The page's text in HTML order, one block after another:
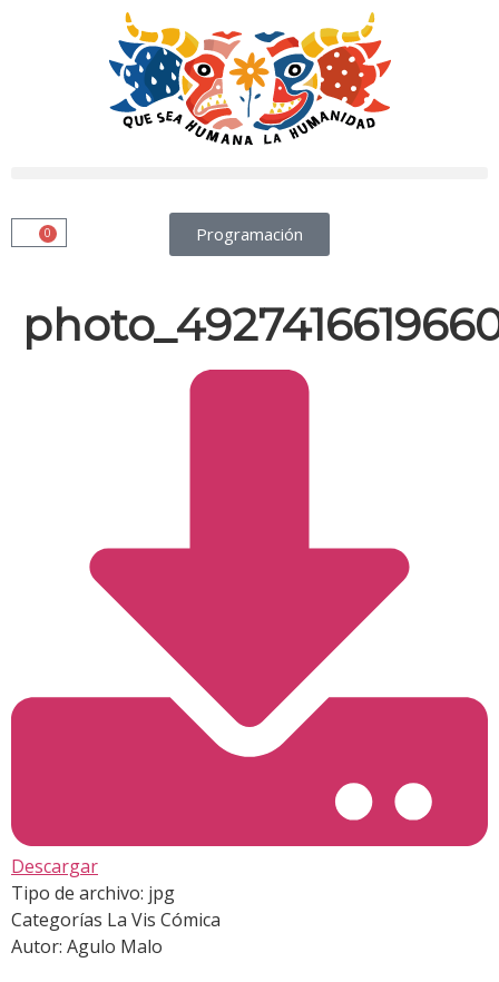
Programación
0
Descargar
Tipo de archivo: jpg
Categorías La Vis Cómica
Autor: Agulo Malo